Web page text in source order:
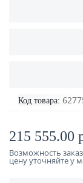
Код товара:
215 555.00
Возможность
цену уточняйте у